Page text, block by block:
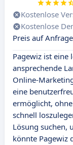
Kostenlose
Kostenlose
Preis auf Anfrage
Pagewiz ist eine
ansprechende
Online-
eine
ermöglicht,
schnell
Lösung suchen,
könnte Pagewiz